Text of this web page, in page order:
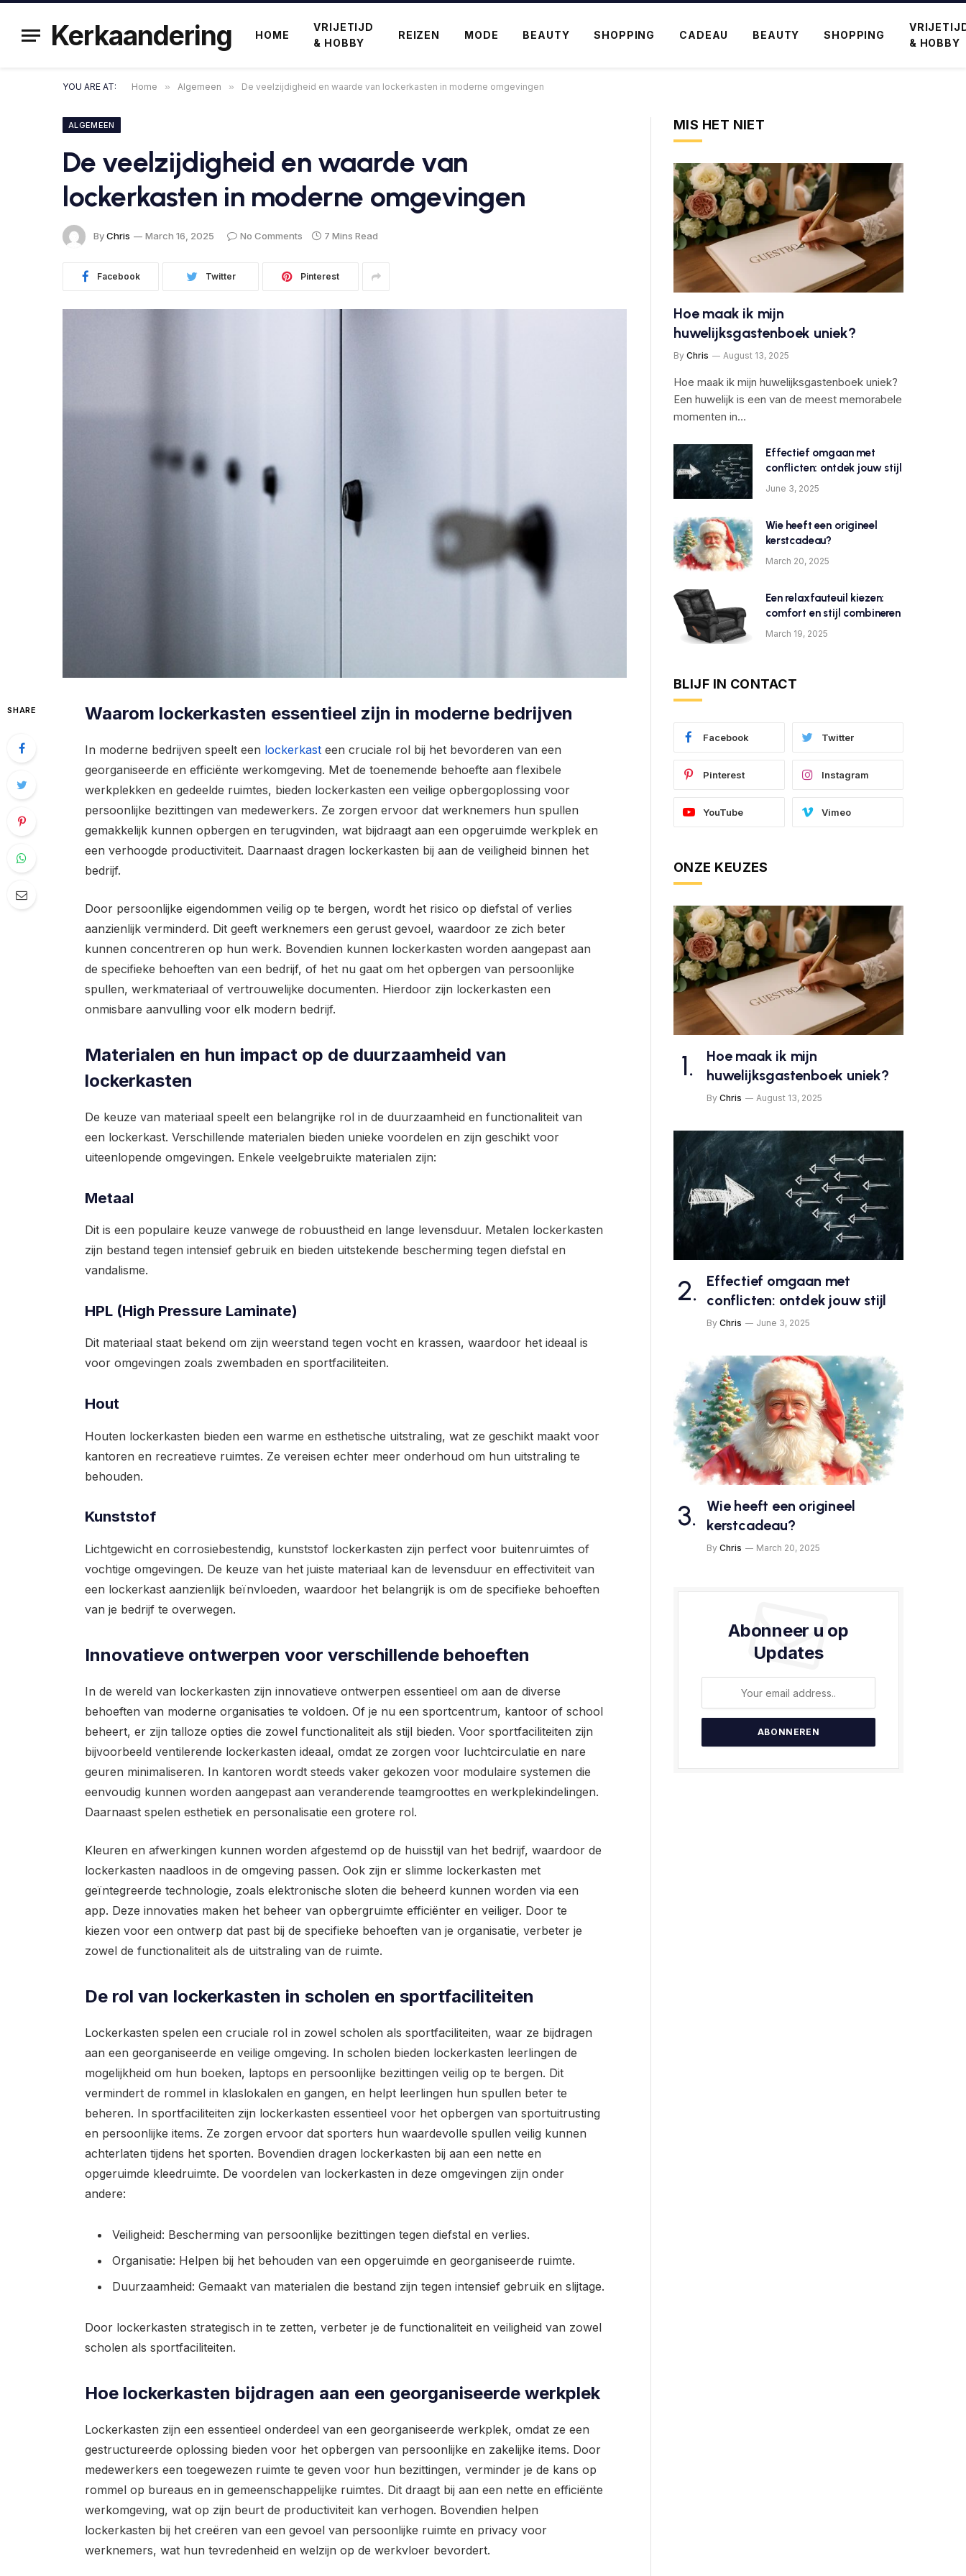
Kerkaandering HOME
VRIJETIJD
& HOBBY
REIZEN MODE BEAUTY SHOPPING CADEAU BEAUTY SHOPPING
& HOBBY
YOU ARE AT: Home » Algemeen » De veelzijdigheid en waarde van lockerkasten in moderne omgevingen
ALGEMEEN
De veelzijdigheid en waarde van
lockerkasten in moderne omgevingen
ByChris March 16, 2025 No Comments 7 Mins Read
Facebook Twitter Pinterest
SHARE Waarom lockerkasten essentieel zijn in moderne bedrijven
In moderne bedrijven speelt een lockerkasteen cruciale rol bij het bevorderen van een
georganiseerde en efficiënte werkomgeving. Met de toenemende behoefte aan flexibele
werkplekken en gedeelde ruimtes, bieden lockerkasten een veilige opbergoplossing voor
persoonlijke bezittingen van medewerkers. Ze zorgen ervoor dat werknemers hun spullen
gemakkelijk kunnen opbergen en terugvinden, wat bijdraagt aan een opgeruimde werkplek en
een verhoogde productiviteit. Daarnaast dragen lockerkasten bij aan de veiligheid binnen het
bedrijf.
Door persoonlijke eigendommen veilig op te bergen, wordt het risico op diefstal of verlies
aanzienlijk verminderd. Dit geeft werknemers een gerust gevoel, waardoor ze zich beter
kunnen concentreren op hun werk. Bovendien kunnen lockerkasten worden aangepast aan
de specifieke behoeften van een bedrijf, of het nu gaat om het opbergen van persoonlijke
spullen, werkmateriaal of vertrouwelijke documenten. Hierdoor zijn lockerkasten een
onmisbare aanvulling voor elk modern bedrijf.
Materialen en hun impact op de duurzaamheid van
lockerkasten
De keuze van materiaal speelt een belangrijke rol in de duurzaamheid en functionaliteit van
een lockerkast. Verschillende materialen bieden unieke voordelen en zijn geschikt voor
uiteenlopende omgevingen. Enkele veelgebruikte materialen zijn:
Metaal
Dit is een populaire keuze vanwege de robuustheid en lange levensduur. Metalen lockerkasten
zijn bestand tegen intensief gebruik en bieden uitstekende bescherming tegen diefstal en
vandalisme.
HPL (High Pressure Laminate)
Dit materiaal staat bekend om zijn weerstand tegen vocht en krassen, waardoor het ideaal is
voor omgevingen zoals zwembaden en sportfaciliteiten.
Hout
Houten lockerkasten bieden een warme en esthetische uitstraling, wat ze geschikt maakt voor
kantoren en recreatieve ruimtes. Ze vereisen echter meer onderhoud om hun uitstraling te
behouden.
Kunststof
Lichtgewicht en corrosiebestendig, kunststof lockerkasten zijn perfect voor buitenruimtes of
vochtige omgevingen. De keuze van het juiste materiaal kan de levensduur en effectiviteit van
een lockerkast aanzienlijk beïnvloeden, waardoor het belangrijk is om de specifieke behoeften
van je bedrijf te overwegen.
Innovatieve ontwerpen voor verschillende behoeften
In de wereld van lockerkasten zijn innovatieve ontwerpen essentieel om aan de diverse
behoeften van moderne organisaties te voldoen. Of je nu een sportcentrum, kantoor of school
beheert, er zijn talloze opties die zowel functionaliteit als stijl bieden. Voor sportfaciliteiten zijn
bijvoorbeeld ventilerende lockerkasten ideaal, omdat ze zorgen voor luchtcirculatie en nare
geuren minimaliseren. In kantoren wordt steeds vaker gekozen voor modulaire systemen die
eenvoudig kunnen worden aangepast aan veranderende teamgroottes en werkplekindelingen.
Daarnaast spelen esthetiek en personalisatie een grotere rol.
Kleuren en afwerkingen kunnen worden afgestemd op de huisstijl van het bedrijf, waardoor de
lockerkasten naadloos in de omgeving passen. Ook zijn er slimme lockerkasten met
geïntegreerde technologie, zoals elektronische sloten die beheerd kunnen worden via een
app. Deze innovaties maken het beheer van opbergruimte efficiënter en veiliger. Door te
kiezen voor een ontwerp dat past bij de specifieke behoeften van je organisatie, verbeter je
zowel de functionaliteit als de uitstraling van de ruimte.
De rol van lockerkasten in scholen en sportfaciliteiten
Lockerkasten spelen een cruciale rol in zowel scholen als sportfaciliteiten, waar ze bijdragen
aan een georganiseerde en veilige omgeving. In scholen bieden lockerkasten leerlingen de
mogelijkheid om hun boeken, laptops en persoonlijke bezittingen veilig op te bergen. Dit
vermindert de rommel in klaslokalen en gangen, en helpt leerlingen hun spullen beter te
beheren. In sportfaciliteiten zijn lockerkasten essentieel voor het opbergen van sportuitrusting
en persoonlijke items. Ze zorgen ervoor dat sporters hun waardevolle spullen veilig kunnen
achterlaten tijdens het sporten. Bovendien dragen lockerkasten bij aan een nette en
opgeruimde kleedruimte. De voordelen van lockerkasten in deze omgevingen zijn onder
andere:
Veiligheid: Bescherming van persoonlijke bezittingen tegen diefstal en verlies.
Organisatie: Helpen bij het behouden van een opgeruimde en georganiseerde ruimte.
Duurzaamheid: Gemaakt van materialen die bestand zijn tegen intensief gebruik en slijtage.
Door lockerkasten strategisch in te zetten, verbeter je de functionaliteit en veiligheid van zowel
scholen als sportfaciliteiten.
Hoe lockerkasten bijdragen aan een georganiseerde werkplek
Lockerkasten zijn een essentieel onderdeel van een georganiseerde werkplek, omdat ze een
gestructureerde oplossing bieden voor het opbergen van persoonlijke en zakelijke items. Door
medewerkers een toegewezen ruimte te geven voor hun bezittingen, verminder je de kans op
rommel op bureaus en in gemeenschappelijke ruimtes. Dit draagt bij aan een nette en efficiënte
werkomgeving, wat op zijn beurt de productiviteit kan verhogen. Bovendien helpen
lockerkasten bij het creëren van een gevoel van persoonlijke ruimte en privacy voor
werknemers, wat hun tevredenheid en welzijn op de werkvloer bevordert.
MIS HET NIET
Hoe maak ik mijn
huwelijksgastenboek uniek?
By Chris August 13, 2025
Hoe maak ik mijn huwelijksgastenboek uniek?
Een huwelijk is een van de meest memorabele
momenten in…
Effectief omgaan met
conflicten: ontdek jouw stijl
June 3, 2025
Wie heeft een origineel
kerstcadeau?
March 20, 2025
Een relaxfauteuil kiezen:
comfort en stijl combineren
March 19, 2025
BLIJF IN CONTACT
Facebook Twitter
Pinterest Instagram
YouTube Vimeo
ONZE KEUZES
Hoe maak ik mijn
huwelijksgastenboek uniek?
By Chris August 13, 2025
Effectief omgaan met
conflicten: ontdek jouw stijl
By Chris June 3, 2025
Wie heeft een origineel
kerstcadeau?
By Chris March 20, 2025
Abonneer u op
Updates